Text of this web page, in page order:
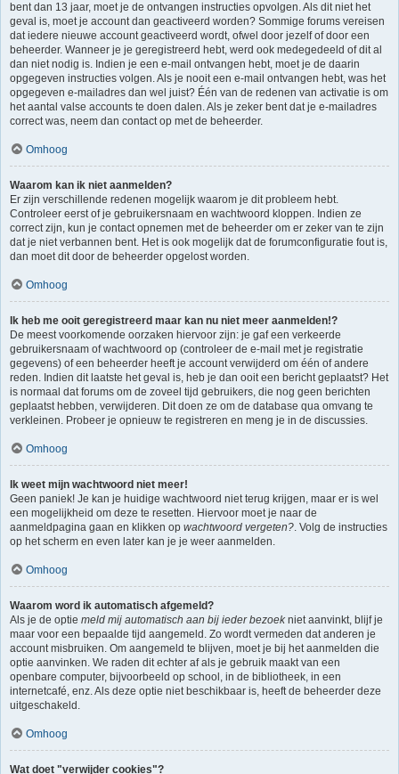
bent dan 13 jaar, moet je de ontvangen instructies opvolgen. Als dit niet het
geval is, moet je account dan geactiveerd worden? Sommige forums vereisen
dat iedere nieuwe account geactiveerd wordt, ofwel door jezelf of door een
beheerder. Wanneer je je geregistreerd hebt, werd ook medegedeeld of dit al
dan niet nodig is. Indien je een e-mail ontvangen hebt, moet je de daarin
opgegeven instructies volgen. Als je nooit een e-mail ontvangen hebt, was het
opgegeven e-mailadres dan wel juist? Één van de redenen van activatie is om
het aantal valse accounts te doen dalen. Als je zeker bent dat je e-mailadres
correct was, neem dan contact op met de beheerder.
Omhoog
Waarom kan ik niet aanmelden?
Er zijn verschillende redenen mogelijk waarom je dit probleem hebt.
Controleer eerst of je gebruikersnaam en wachtwoord kloppen. Indien ze
correct zijn, kun je contact opnemen met de beheerder om er zeker van te zijn
dat je niet verbannen bent. Het is ook mogelijk dat de forumconfiguratie fout is,
dan moet dit door de beheerder opgelost worden.
Omhoog
Ik heb me ooit geregistreerd maar kan nu niet meer aanmelden!?
De meest voorkomende oorzaken hiervoor zijn: je gaf een verkeerde
gebruikersnaam of wachtwoord op (controleer de e-mail met je registratie
gegevens) of een beheerder heeft je account verwijderd om één of andere
reden. Indien dit laatste het geval is, heb je dan ooit een bericht geplaatst? Het
is normaal dat forums om de zoveel tijd gebruikers, die nog geen berichten
geplaatst hebben, verwijderen. Dit doen ze om de database qua omvang te
verkleinen. Probeer je opnieuw te registreren en meng je in de discussies.
Omhoog
Ik weet mijn wachtwoord niet meer!
Geen paniek! Je kan je huidige wachtwoord niet terug krijgen, maar er is wel
een mogelijkheid om deze te resetten. Hiervoor moet je naar de
aanmeldpagina gaan en klikken op wachtwoord vergeten?. Volg de instructies
op het scherm en even later kan je je weer aanmelden.
Omhoog
Waarom word ik automatisch afgemeld?
Als je de optie meld mij automatisch aan bij ieder bezoekniet aanvinkt, blijf je
maar voor een bepaalde tijd aangemeld. Zo wordt vermeden dat anderen je
account misbruiken. Om aangemeld te blijven, moet je bij het aanmelden die
optie aanvinken. We raden dit echter af als je gebruik maakt van een
openbare computer, bijvoorbeeld op school, in de bibliotheek, in een
internetcafé, enz. Als deze optie niet beschikbaar is, heeft de beheerder deze
uitgeschakeld.
Omhoog
Wat doet "verwijder cookies"?